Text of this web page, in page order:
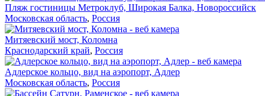
Пляж гостиницы Метроклуб, Широкая Балка, Новороссийск
Московская область, Россия
Митяевский мост, Коломна
Краснодарский край, Россия
Адлерское кольцо, вид на аэропорт, Адлер
Московская область, Россия